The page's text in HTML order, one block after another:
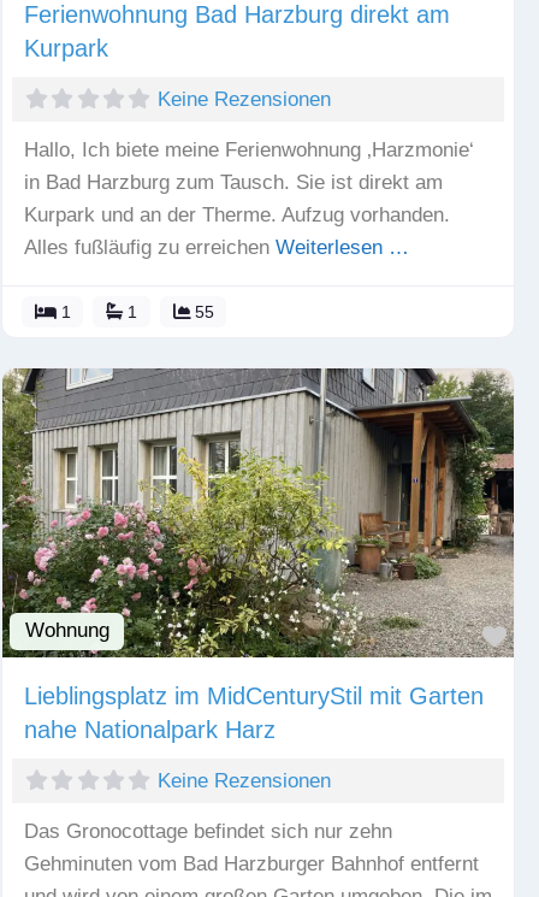
Ferienwohnung Bad Harzburg direkt am
Kurpark
Keine Rezensionen
Hallo, Ich biete meine Ferienwohnung ‚Harzmonie‘
in Bad Harzburg zum Tausch. Sie ist direkt am
Kurpark und an der Therme. Aufzug vorhanden.
Alles fußläufig zu erreichen Weiterlesen …
1 1 55
Wohnung
Lieblingsplatz im MidCenturyStil mit Garten
nahe Nationalpark Harz
Keine Rezensionen
Das Gronocottage befindet sich nur zehn
Gehminuten vom Bad Harzburger Bahnhof entfernt